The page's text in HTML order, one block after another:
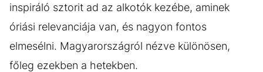
inspiráló sztorit ad az alkotók kezébe, aminek
óriási relevanciája van, és nagyon fontos
elmesélni. Magyarországról nézve különösen,
főleg ezekben a hetekben.